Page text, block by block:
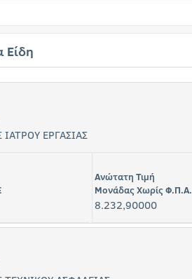
Είδη
ΙΑΤΡΟΥ ΕΡΓΑΣΙΑΣ
Ανώτατη Τιμή
Μονάδας Χωρίς Φ.Π.Α.
8.232,90000